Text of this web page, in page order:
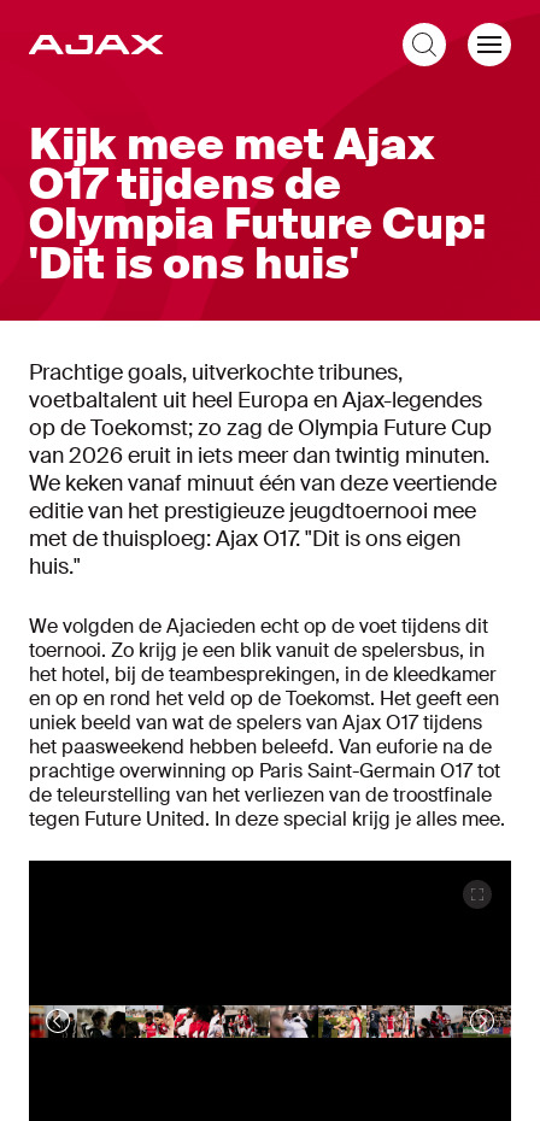
Kijk mee met Ajax
O17 tijdens de
Olympia Future Cup:
'Dit is ons huis'
Prachtige goals, uitverkochte tribunes,
voetbaltalent uit heel Europa en Ajax-legendes
op de Toekomst; zo zag de Olympia Future Cup
van 2026 eruit in iets meer dan twintig minuten.
We keken vanaf minuut één van deze veertiende
editie van het prestigieuze jeugdtoernooi mee
met de thuisploeg: Ajax O17. "Dit is ons eigen
huis."
We volgden de Ajacieden echt op de voet tijdens dit
toernooi. Zo krijg je een blik vanuit de spelersbus, in
het hotel, bij de teambesprekingen, in de kleedkamer
en op en rond het veld op de Toekomst. Het geeft een
uniek beeld van wat de spelers van Ajax O17 tijdens
het paasweekend hebben beleefd. Van euforie na de
prachtige overwinning op Paris Saint-Germain O17 tot
de teleurstelling van het verliezen van de troostfinale
tegen Future United. In deze special krijg je alles mee.